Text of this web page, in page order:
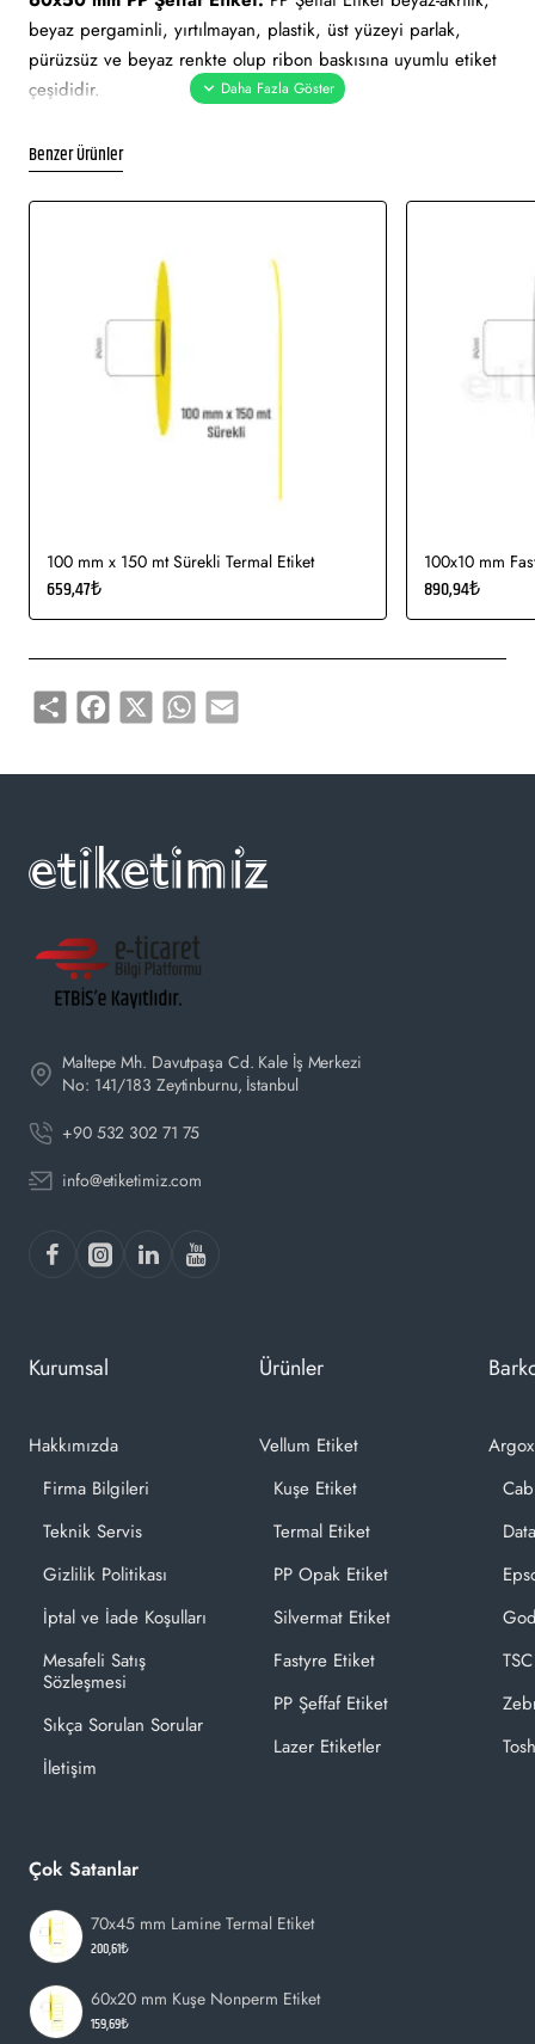
beyaz pergaminli, yırtılmayan, plastik, üst yüzeyi parlak,
pürüzsüz ve beyaz renkte olup ribon baskısına uyumlu etiket
çeşididir.
Yapışkan Türleri:
(Kuvvetli yapışkan tutkal), Nonperm (İz Bırakmayan yapışkanlı
tutkal), Deep frezee (Soğuğa dayanıklı yapışkanlı tutkal)
Kullanım Alanları:
Teknik makine ürün etiketi, demirbaş
etiketi, elektronik ürün etiketi, ürün etiketi. Yüksek ve düşük
sıcaklıklarda muhafaza edilmeye uygundur. Gıda etiketi vb.
amaçlar için sayısız sektör tarafından kullanımı söz konusudur.
Benzer Ürünler
100 mm x 150 mt Sürekli Termal Etiket
659,47₺
100x10 mm
890,94₺
Share Facebook
X WhatsApp
Email
Maltepe Mh. Davutpaşa Cd. Kale İş Merkezi
No: 141/183 Zeytinburnu, İstanbul
+90 532 302 71 75
info@etiketimiz.com
Kurumsal
Hakkımızda
Firma Bilgileri
Teknik Servis
Gizlilik Politikası
İptal ve İade Koşulları
Mesafeli Satış
Sözleşmesi
Sıkça Sorulan Sorular
İletişim
Ürünler
Vellum Etiket
Kuşe Etiket
Termal Etiket
PP Opak Etiket
Silvermat Etiket
Fastyre Etiket
PP Şeffaf Etiket
Lazer Etiketler
Çok Satanlar
70x45 mm Lamine Termal Etiket
200,61₺
60x20 mm Kuşe Nonperm Etiket
159,69₺